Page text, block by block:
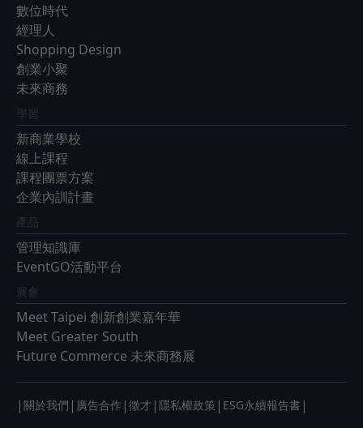
數位時代
經理人
Shopping Design
創業小聚
未來商務
學習
新商業學校
線上課程
課程團票方案
企業內訓計畫
產品
管理知識庫
EventGO活動平台
展會
Meet Taipei 創新創業嘉年華
Meet Greater South
Future Commerce 未來商務展
| 關於我們 | 廣告合作 | 徵才 | 隱私權政策 | ESG永續報告書 |